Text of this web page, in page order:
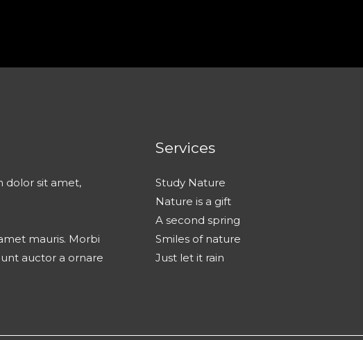
dolor sit amet,
mauris. Morbi
auctor a ornare
Services
Study Nature
Nature is a gift
A second spring
Smiles of nature
Just let it rain